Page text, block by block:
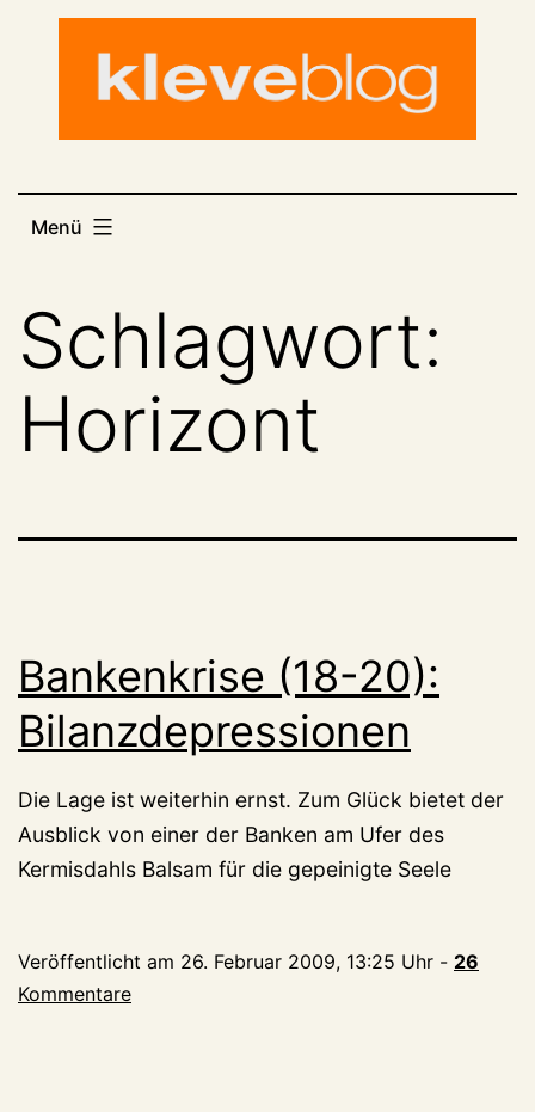
Menü
Schlagwort:
Horizont
Bankenkrise (18-20):
Bilanzdepressionen
Die Lage ist weiterhin ernst. Zum Glück bietet der
Ausblick von einer der Banken am Ufer des
Kermisdahls Balsam für die gepeinigte Seele
Veröffentlicht am 26. Februar 2009, 13:25 Uhr - 26
Kommentare